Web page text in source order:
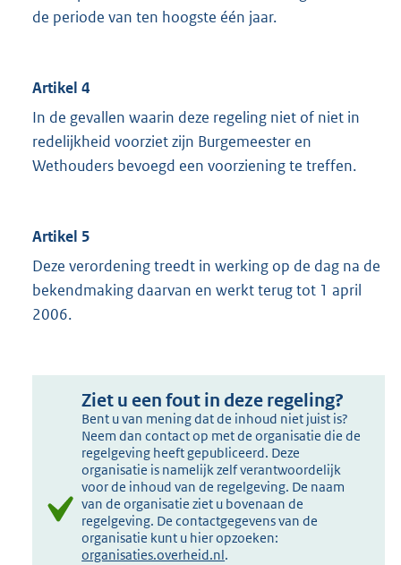
de periode van ten hoogste één jaar.
Artikel 4
In de gevallen waarin deze regeling niet of niet in
redelijkheid voorziet zijn Burgemeester en
Wethouders bevoegd een voorziening te treffen.
Artikel 5
Deze verordening treedt in werking op de dag na de
bekendmaking daarvan en werkt terug tot 1 april
2006.
Ziet u een fout in deze regeling?
Bent u van mening dat de inhoud niet juist is?
Neem dan contact op met de organisatie die de
regelgeving heeft gepubliceerd. Deze
organisatie is namelijk zelf verantwoordelijk
voor de inhoud van de regelgeving. De naam
van de organisatie ziet u bovenaan de
regelgeving. De contactgegevens van de
organisatie kunt u hier opzoeken:
organisaties.overheid.nl.